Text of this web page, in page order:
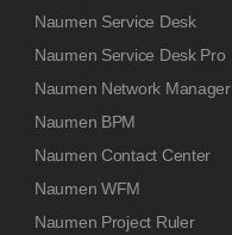
Naumen Service Desk
Naumen Service Desk Pro
Naumen Network Manager
Naumen BPM
Naumen Contact Center
Naumen WFM
Naumen Project Ruler